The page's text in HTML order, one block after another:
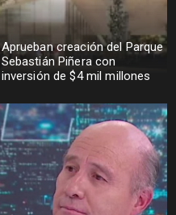
Aprueban creación del Parque
Sebastián Piñera con
inversión de $4 mil millones